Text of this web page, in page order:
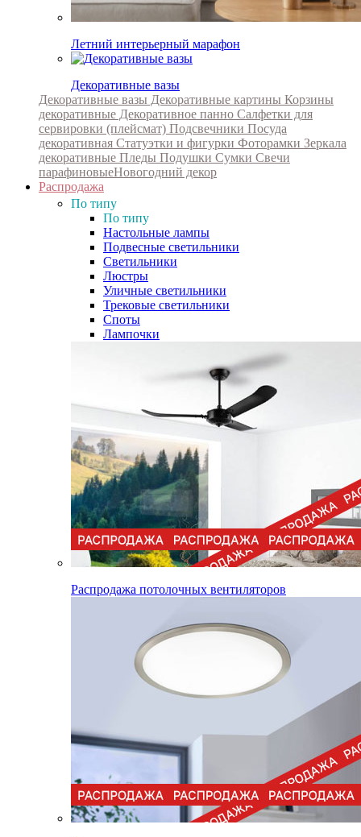
Летний интерьерный марафон
Декоративные вазы
Декоративные вазы Декоративные картины Корзины
декоративные Декоративное панно Салфетки для
сервировки (плейсмат) Подсвечники Посуда
декоративная Статуэтки и фигурки Фоторамки Зеркала
декоративные Пледы Подушки Сумки Свечи
парафиновыеНовогодний декор
Распродажа
По типу
По типу
Настольные лампы
Подвесные светильники
Светильники
Люстры
Уличные светильники
Трековые светильники
Споты
Лампочки
Распродажа потолочных вентиляторов